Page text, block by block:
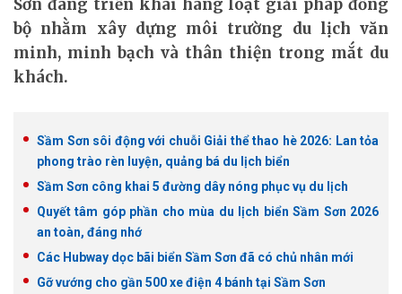
Sơn đang triển khai hàng loạt giải pháp đồng
bộ nhằm xây dựng môi trường du lịch văn
minh, minh bạch và thân thiện trong mắt du
khách.
Sầm Sơn sôi động với chuỗi Giải thể thao hè 2026: Lan tỏa
phong trào rèn luyện, quảng bá du lịch biển
Sầm Sơn công khai 5 đường dây nóng phục vụ du lịch
Quyết tâm góp phần cho mùa du lịch biển Sầm Sơn 2026
an toàn, đáng nhớ
Các Hubway dọc bãi biển Sầm Sơn đã có chủ nhân mới
Gỡ vướng cho gần 500 xe điện 4 bánh tại Sầm Sơn